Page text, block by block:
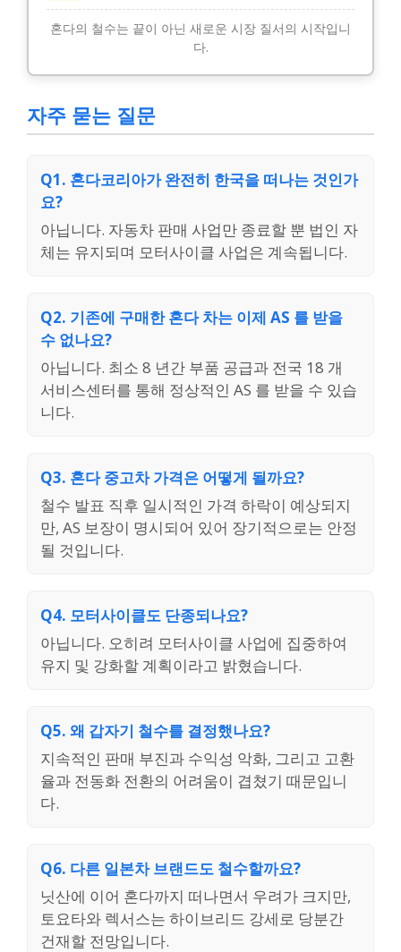
혼다의 철수는 끝이 아닌 새로운 시장 질서의 시작입니
다.
자주 묻는 질문
Q1. 혼다코리아가 완전히 한국을 떠나는 것인가
요?
아닙니다. 자동차 판매 사업만 종료할 뿐 법인 자
체는 유지되며 모터사이클 사업은 계속됩니다.
Q2. 기존에 구매한 혼다 차는 이제 AS 를 받을
수 없나요?
아닙니다. 최소 8 년간 부품 공급과 전국 18 개
서비스센터를 통해 정상적인 AS 를 받을 수 있습
니다.
Q3. 혼다 중고차 가격은 어떻게 될까요?
철수 발표 직후 일시적인 가격 하락이 예상되지
만, AS 보장이 명시되어 있어 장기적으로는 안정
될 것입니다.
Q4. 모터사이클도 단종되나요?
아닙니다. 오히려 모터사이클 사업에 집중하여
유지 및 강화할 계획이라고 밝혔습니다.
Q5. 왜 갑자기 철수를 결정했나요?
지속적인 판매 부진과 수익성 악화, 그리고 고환
율과 전동화 전환의 어려움이 겹쳤기 때문입니
다.
Q6. 다른 일본차 브랜드도 철수할까요?
닛산에 이어 혼다까지 떠나면서 우려가 크지만,
토요타와 렉서스는 하이브리드 강세로 당분간
건재할 전망입니다.